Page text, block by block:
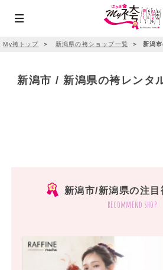
My袴トップ ＞ 新潟県の袴ショップ一覧 ＞ 新潟
新潟市 / 新潟県の袴レンタ
新潟市/新潟県の注
recommend shop